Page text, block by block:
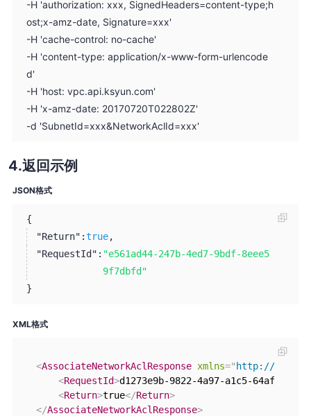
-H 'authorization: xxx, SignedHeaders=content-type;h
ost;x-amz-date, Signature=xxx'
-H 'cache-control: no-cache'
-H 'content-type: application/x-www-form-urlencode
d'
-H 'host: vpc.api.ksyun.com'
-H 'x-amz-date: 20170720T022802Z'
-d 'SubnetId=xxx&NetworkAclId=xxx'
返回示例
JSON格式
{
"Return":true,
"RequestId": "e561ad44-247b-4ed7-9bdf-8eee5
9f7dbfd"
}
XML格式
<AssociateNetworkAclResponse xmlns="http://
<RequestId>d1273e9b-9822-4a97-a1c5-
<Return>true</Return>
</AssociateNetworkAclResponse>